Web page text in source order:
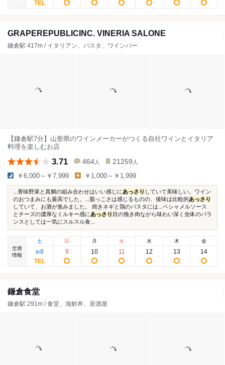
GRAPEREPUBLICINC. VINERIA SALONE
鎌倉駅 417m / イタリアン、パスタ、ワインバー
【鎌倉駅7分】山形県のワインメーカーがつくる自社ワインとイタリア
料理を楽しむお店
3.71 464 人 21259 人
￥6,000～￥7,999 ￥1,000～￥1,999
...香味野菜と真鯛の組み合わせはいい感じにあっさり していて美味しい。ワイン
のおつまみにも最高でした。...脂っこさは感じるものの、後味は比較的あっさり
していて、お酒が進みました。 焼きネギと鶏のパスタには...ベシャメルソース
とチーズの濃厚なミルキー感にあっさり 目の挽き肉ながら味わい深く全体のバラ
ンスとしては一気にスルスル食...
空席
情報
土
8/8
日
9
月
10
火
11
水
12
木
13
金
14
鎌倉食堂
鎌倉駅 291m / 食堂、海鮮丼、居酒屋